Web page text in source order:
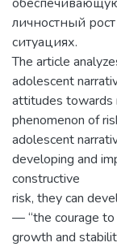
личностный
ситуациях.
The article
adolescent
attitudes towards
phenomenon of
adolescent
developing and
constructive
risk, they can
— “the courage to
growth and